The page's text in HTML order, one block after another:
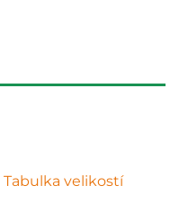
Tabulka velikostí